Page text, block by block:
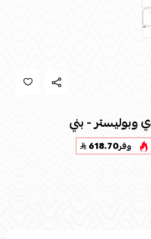
- بني
وفر618.70